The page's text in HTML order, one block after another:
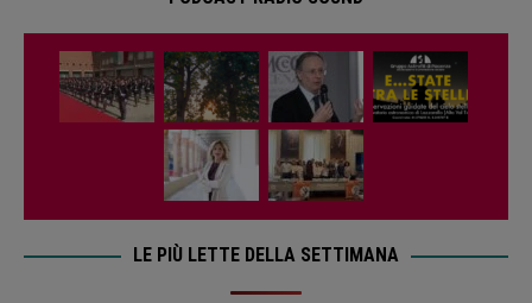
LE PIÙ LETTE DELLA SETTIMANA